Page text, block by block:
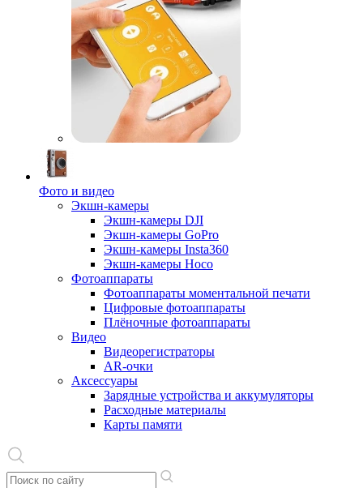
Фото и видео
Экшн-камеры
Экшн-камеры DJI
Экшн-камеры GoPro
Экшн-камеры Insta360
Экшн-камеры Hoco
Фотоаппараты
Фотоаппараты моментальной печати
Цифровые фотоаппараты
Плёночные фотоаппараты
Видео
Видеорегистраторы
AR-очки
Аксессуары
Зарядные устройства и аккумуляторы
Расходные материалы
Карты памяти